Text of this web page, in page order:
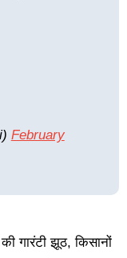
February
गारंटी झूठ, किसानों